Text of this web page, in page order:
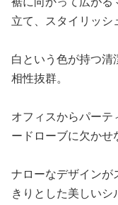
立て、スタイリッシ
白という色が持つ清
相性抜群。
オフィスからパーテ
ードローブに欠かせ
ナローなデザインが
きりとした美しいシ